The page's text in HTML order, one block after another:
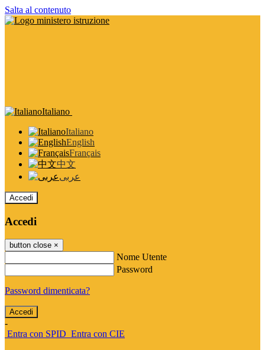
Salta al contenuto
Italiano
Italiano
English
Français
中文
عربى
Accedi
Accedi
button close ×
Nome Utente
Password
Password dimenticata?
-
Entra con SPID Entra con CIE